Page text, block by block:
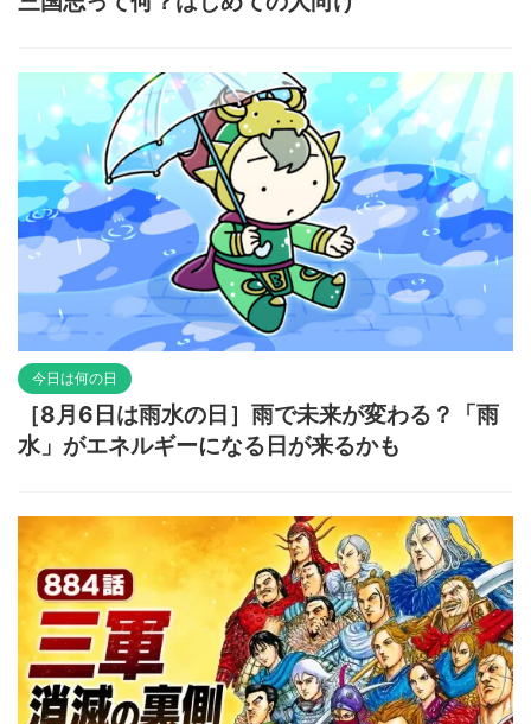
今日は何の日
［8月6日は雨水の日］雨で未来が変わる？「雨
水」がエネルギーになる日が来るかも